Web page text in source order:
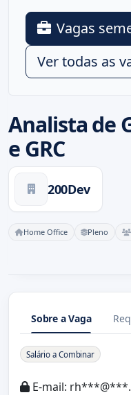
Analista de
e GRC
200Dev
Home Office Pleno
Vagas
Ver todas as
Sobre a Vaga
Sobre a Vaga
Salário a Combinar
E-mail: